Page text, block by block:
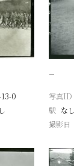
0
−
写真ID
駅 なし
撮影日